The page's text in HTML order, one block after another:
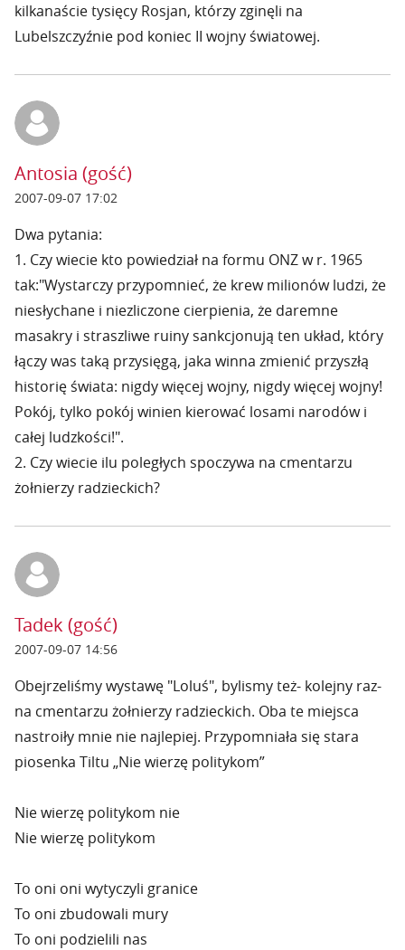
kilkanaście tysięcy Rosjan, którzy zginęli na
Lubelszczyźnie pod koniec II wojny światowej.
Antosia (gość)
2007-09-07 17:02
Dwa pytania:
1. Czy wiecie kto powiedział na formu ONZ w r. 1965
tak:"Wystarczy przypomnieć, że krew milionów ludzi, że
niesłychane i niezliczone cierpienia, że daremne
masakry i straszliwe ruiny sankcjonują ten układ, który
łączy was taką przysięgą, jaka winna zmienić przyszłą
historię świata: nigdy więcej wojny, nigdy więcej wojny!
Pokój, tylko pokój winien kierować losami narodów i
całej ludzkości!".
2. Czy wiecie ilu poległych spoczywa na cmentarzu
żołnierzy radzieckich?
Tadek (gość)
2007-09-07 14:56
Obejrzeliśmy wystawę "Loluś", bylismy też- kolejny raz-
na cmentarzu żołnierzy radzieckich. Oba te miejsca
nastroiły mnie nie najlepiej. Przypomniała się stara
piosenka Tiltu „Nie wierzę politykom”
Nie wierzę politykom nie
Nie wierzę politykom
To oni oni wytyczyli granice
To oni zbudowali mury
To oni podzielili nas